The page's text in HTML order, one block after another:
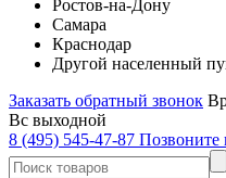
Ростов-на-Дону
Самара
Краснодар
Другой населенный
Заказать обратный звонок
Вс выходной
8 (495) 545-47-87 Позвоните